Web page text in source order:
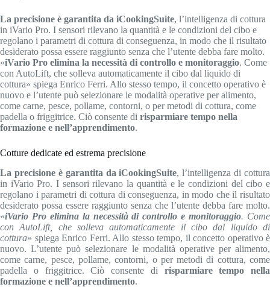
La precisione è garantita da iCookingSuite, l’intelligenza di cottura
in iVario Pro. I sensori rilevano la quantità e le condizioni del cibo e
regolano i parametri di cottura di conseguenza, in modo che il risultato
desiderato possa essere raggiunto senza che l’utente debba fare molto.
«iVario Pro elimina la necessità di controllo e monitoraggio. Come
con AutoLift, che solleva automaticamente il cibo dal liquido di
cottura» spiega Enrico Ferri. Allo stesso tempo, il concetto operativo è
nuovo e l’utente può selezionare le modalità operative per alimento,
come carne, pesce, pollame, contorni, o per metodi di cottura, come
padella o friggitrice. Ciò consente di risparmiare tempo nella
formazione e nell’apprendimento.
Cotture dedicate ed estrema precisione
La precisione è garantita da iCookingSuite, l’intelligenza di cottura
in iVario Pro. I sensori rilevano la quantità e le condizioni del cibo e
regolano i parametri di cottura di conseguenza, in modo che il risultato
desiderato possa essere raggiunto senza che l’utente debba fare molto.
«iVario Pro elimina la necessità di controllo e monitoraggio. Come
con AutoLift, che solleva automaticamente il cibo dal liquido di
cottura» spiega Enrico Ferri. Allo stesso tempo, il concetto operativo è
nuovo. L’utente può selezionare le modalità operative per alimento,
come carne, pesce, pollame, contorni, o per metodi di cottura, come
padella o friggitrice. Ciò consente di risparmiare tempo nella
formazione e nell’apprendimento.